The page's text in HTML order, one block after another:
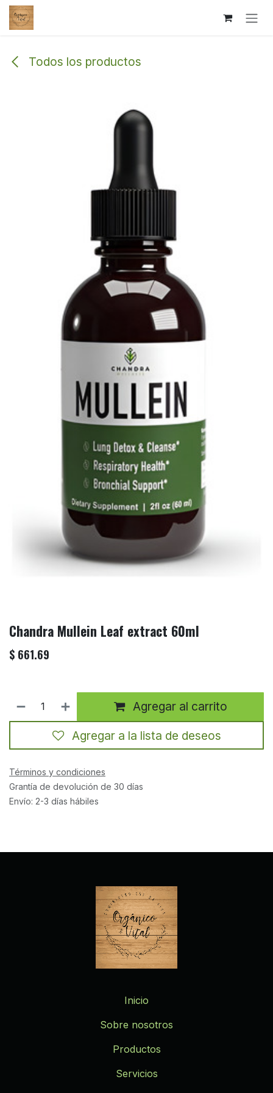
Ir al contenido
Todos los productos
Chandra Mullein Leaf extract 60ml
$ 661.69
Agregar al carrito
Agregar a la lista de deseos
Términos y condiciones
Grantía de devolución de 30 días
Envío: 2-3 días hábiles
Inicio
Sobre nosotros
Productos
Servicios